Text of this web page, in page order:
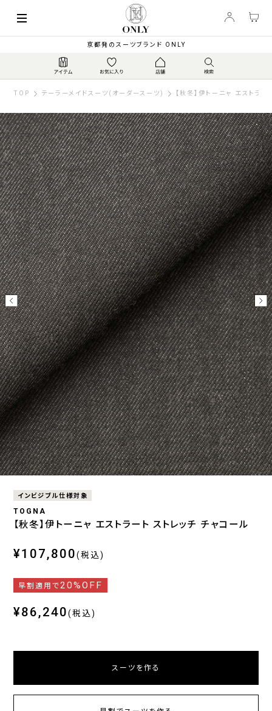
京都発のスーツブランド ONLY
TOP テーラーメイドスーツ(オーダースーツ) 【秋冬】伊トーニャ エストラ
インビジブル仕様対象
TOGNA
【秋冬】伊トーニャ エストラート ストレッチ チャコール
¥107,800(税込)
早割適用で20%OFF
¥86,240(税込)
スーツを作る